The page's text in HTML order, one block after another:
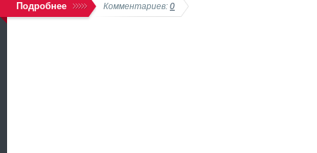
Подробнее Комментариев: 0